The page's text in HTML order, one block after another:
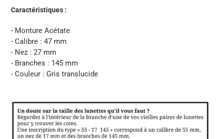
Caractéristiques :
- Monture Acétate
- Calibre : 47 mm
- Nez : 27 mm
- Branches : 145 mm
- Couleur : Gris translucide